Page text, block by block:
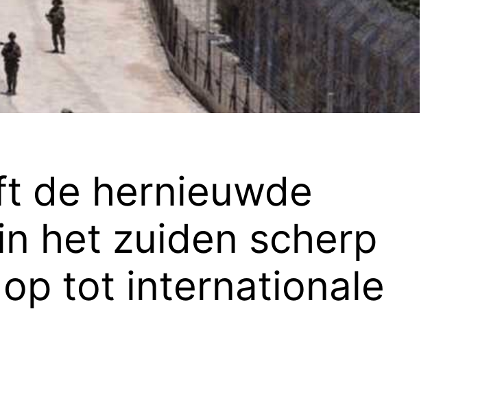
de hernieuwde
het zuiden scherp
tot internationale